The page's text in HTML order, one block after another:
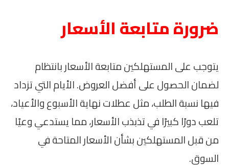
ضرورة متابعة الأسعار
يتوجب على المستهلكين متابعة الأسعار بانتظام
لضمان الحصول على أفضل العروض. الأيام التي تزداد
فيها نسبة الطلب، مثل عطلات نهاية الأسبوع والأعياد،
تلعب دورًا كبيرًا في تذبذب الأسعار، مما يستدعي وعيًا
من قبل المستهلكين بشأن الأسعار المتاحة في
السوق.